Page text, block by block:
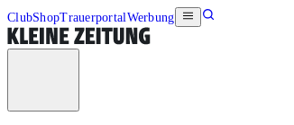
ClubShopTrauerportalWerbung